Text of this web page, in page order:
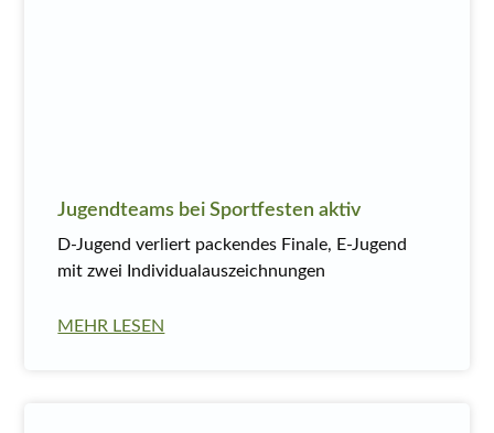
Jugendteams bei Sportfesten aktiv
D-Jugend verliert packendes Finale, E-Jugend
mit zwei Individualauszeichnungen
MEHR LESEN